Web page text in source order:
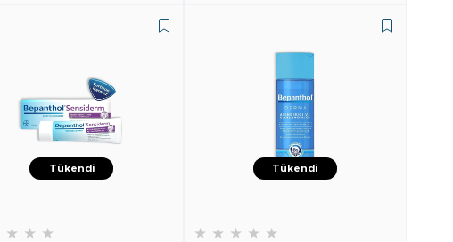
Tükendi
★ ★ ★
Tükendi
★ ★ ★ ★ ★